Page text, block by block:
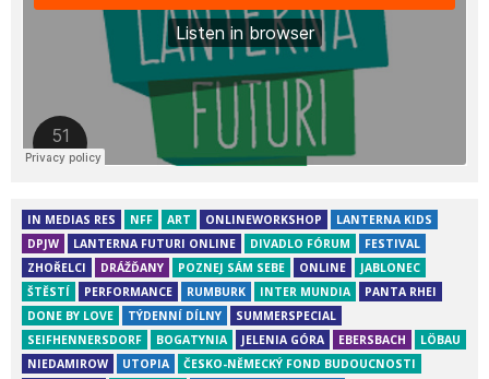
IN MEDIAS RES NFF ART ONLINEWORKSHOP
LANTERNA KIDS
DPJW
LANTERNA FUTURI ONLINE DIVADLO FÓRUM
FESTIVAL
ZHOŘELCI
DRÁŽĎANY POZNEJ SÁM SEBE ONLINE
JABLONEC
ŠTĚSTÍ
PERFORMANCE RUMBURK INTER MUNDIA
PANTA RHEI
DONE BY LOVE
TÝDENNÍ DÍLNY
SUMMERSPECIAL
SEIFHENNERSDORF
BOGATYNIA JELENIA GÓRA EBERSBACH
LÖBAU
NIEDAMIROW
UTOPIA
ČESKO-NĚMECKÝ FOND BUDOUCNOSTI